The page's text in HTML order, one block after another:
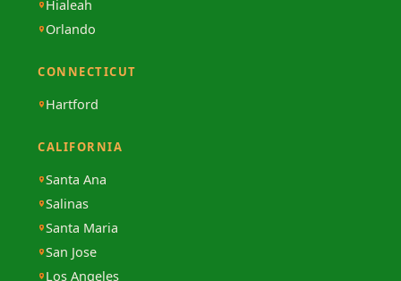
Hialeah
Orlando
CONNECTICUT
Hartford
CALIFORNIA
Santa Ana
Salinas
Santa Maria
San Jose
Los Angeles